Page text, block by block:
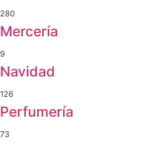
280
Mercería
9
Navidad
126
Perfumería
73